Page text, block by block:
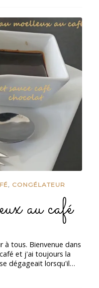
, CONGÉLATEUR
au café
à tous. Bienvenue dans
et j'ai toujours la
dégageait lorsqu'il…